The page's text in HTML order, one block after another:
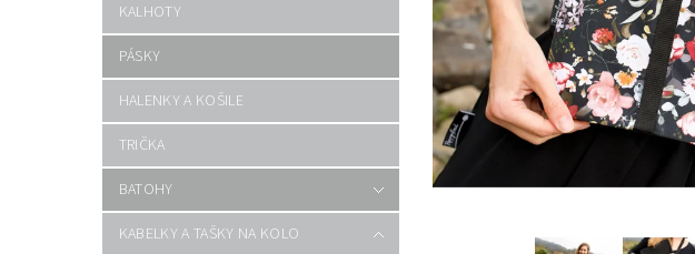
KALHOTY
PÁSKY
HALENKY A KOŠILE
TRIČKA
BATOHY
KABELKY A TAŠKY NA KOLO